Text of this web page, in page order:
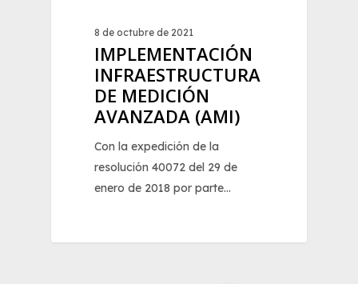
8 de octubre de 2021
IMPLEMENTACIÓN
INFRAESTRUCTURA
DE MEDICIÓN
AVANZADA (AMI)
Con la expedición de la
resolución 40072 del 29 de
enero de 2018 por parte…